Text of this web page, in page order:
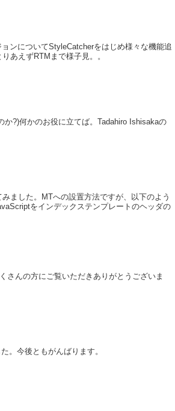
ンについてStyleCatcherをはじめ様々な機能追
あえずRTMまで様子見。。
?)何かのお役に立てば。Tadahiro Ishisakaの
ました。MTへの設置方法ですが、以下のよう
をインデックステンプレートのヘッダの
さんの方にご覧いただきありがとうございま
。今後ともがんばります。